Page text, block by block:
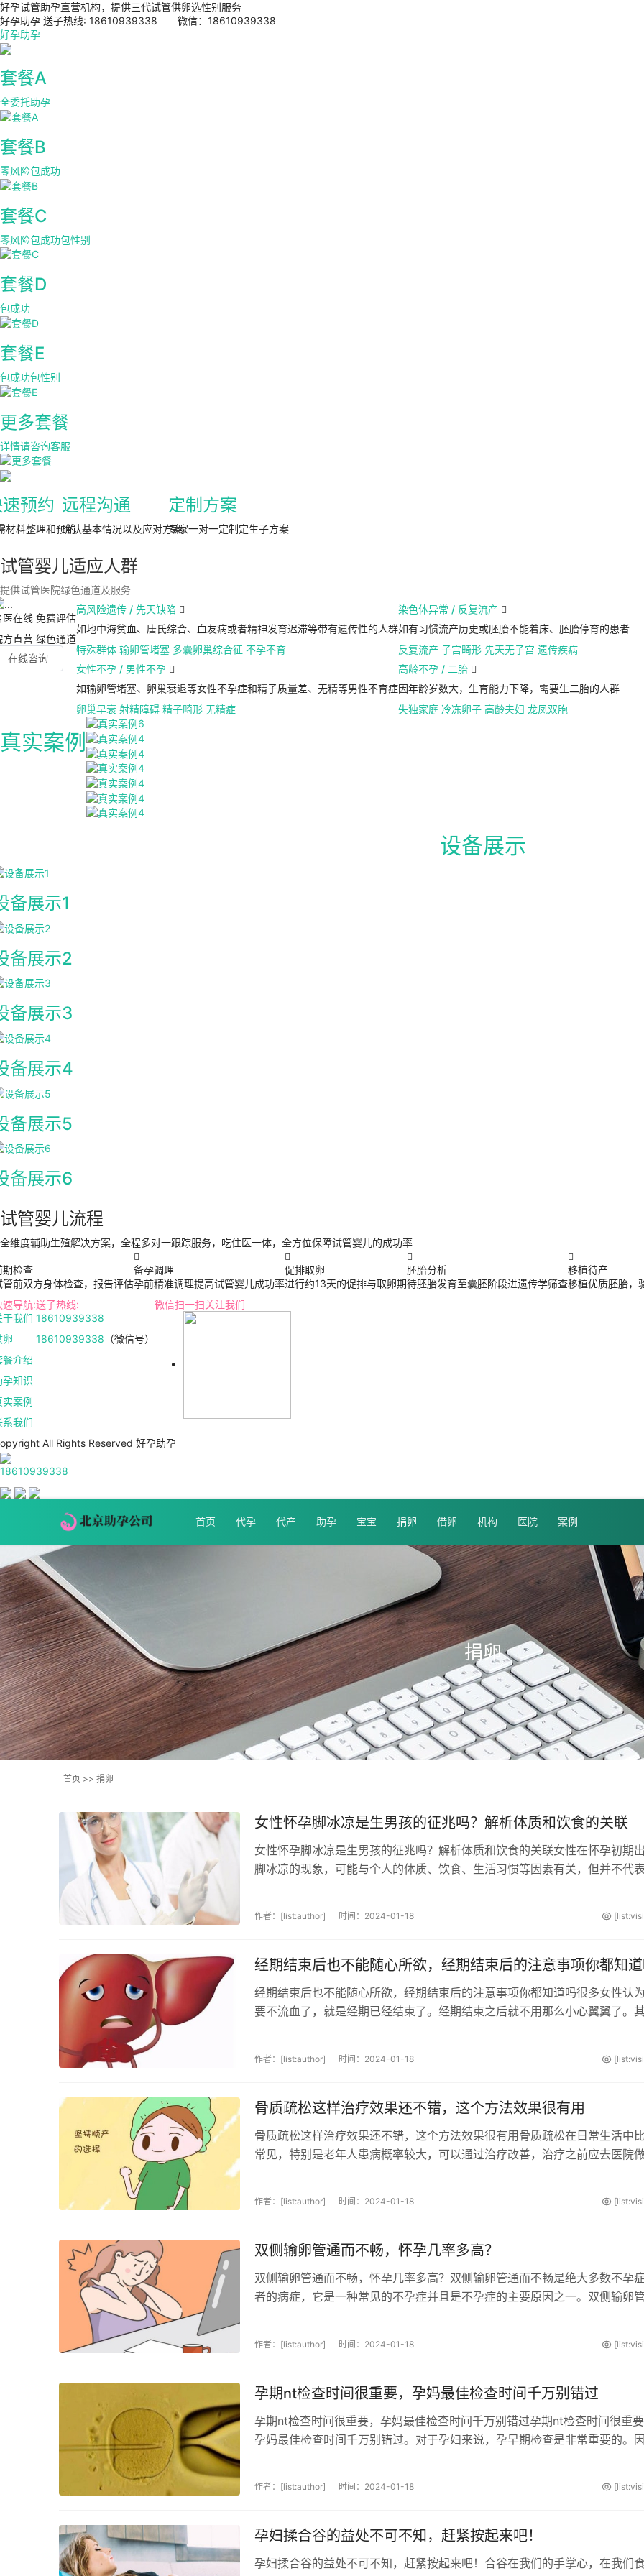
好孕试管助孕直营机构，提供三代试管供卵选性别服务
好孕助孕 送子热线: 18610939338 微信：18610939338
好孕助孕
套餐A
全委托助孕
套餐B
零风险包成功
套餐C
零风险包成功包性别
套餐D
包成功
套餐E
包成功包性别
更多套餐
详情请咨询客服
预约
材料整理和预约
远程沟通
确认基本情况以及应对方案
定制方案
专家一对一定制定生子方案
试管婴儿适应人群
提供试管医院绿色通道及服务
医在线 免费评估
方直营 绿色通道
在线咨询
高风险遗传 / 先天缺陷 
如地中海贫血、唐氏综合、血友病或者精神发育迟滞等带有遗传性的人群
特殊群体 输卵管堵塞 多囊卵巢综合征 不孕不育
女性不孕 / 男性不孕 
如输卵管堵塞、卵巢衰退等女性不孕症和精子质量差、无精等男性不育症
卵巢早衰 射精障碍 精子畸形 无精症
染色体异常 / 反复流产 
如有习惯流产历史或胚胎不能着床、胚胎停育的患者
反复流产 子宫畸形 先天无子宫 遗传疾病
高龄不孕 / 二胎 
因年龄岁数大，生育能力下降，需要生二胎的人群
失独家庭 冷冻卵子 高龄夫妇 龙凤双胞
真实案例
设备展示
备展示1
备展示2
备展示3
备展示4
备展示5
备展示6
试管婴儿流程
全维度辅助生殖解决方案，全程多对一跟踪服务，吃住医一体，全方位保障试管婴儿的成功率
期检查
管前双方身体检查，报告评估

备孕调理
孕前精准调理提高试管婴儿成功率

促排取卵
进行约13天的促排与取卵期

胚胎分析
待胚胎发育至囊胚阶段进遗传学筛查

移植待产
移植优质胚胎，
速导航:
于我们
卵
餐介绍
孕知识
实案例
系我们
送子热线:
18610939338
18610939338 （微信号）
微信扫一扫关注我们
All Rights Reserved 好孕助孕
18610939338
首页 代孕 代产 助孕 宝宝 捐卵 借卵 机构 医院 案例
捐卵
首页 >> 捐卵
女性怀孕脚冰凉是生男孩的征兆吗？解析体质和饮食的关联
女性怀孕脚冰凉是生男孩的征兆吗？解析体质和饮食的关联女性在怀孕初期
脚冰凉的现象，可能与个人的体质、饮食、生活习惯等因素有关，但并不代
作者：[list:author] 时间：2024-01-18
经期结束后也不能随心所欲，经期结束后的注意事项你都知
经期结束后也不能随心所欲，经期结束后的注意事项你都知道吗很多女性认
要不流血了，就是经期已经结束了。经期结束之后就不用那么小心翼翼了。
作者：[list:author] 时间：2024-01-18
骨质疏松这样治疗效果还不错，这个方法效果很有用
骨质疏松这样治疗效果还不错，这个方法效果很有用骨质疏松在日常生活中
常见，特别是老年人患病概率较大，可以通过治疗改善，治疗之前应去医院
作者：[list:author] 时间：2024-01-18
双侧输卵管通而不畅，怀孕几率多高？
双侧输卵管通而不畅，怀孕几率多高？双侧输卵管通而不畅是绝大多数不孕
者的病症，它是一种常见的不孕症并且是不孕症的主要原因之一。双侧输卵
作者：[list:author] 时间：2024-01-18
孕期nt检查时间很重要，孕妈最佳检查时间千万别错过
孕期nt检查时间很重要，孕妈最佳检查时间千万别错过孕期nt检查时间很重
孕妈最佳检查时间千万别错过。对于孕妇来说，孕早期检查是非常重要的。
作者：[list:author] 时间：2024-01-18
孕妇揉合谷的益处不可不知，赶紧按起来吧！
孕妇揉合谷的益处不可不知，赶紧按起来吧！合谷在我们的手掌心，在我们